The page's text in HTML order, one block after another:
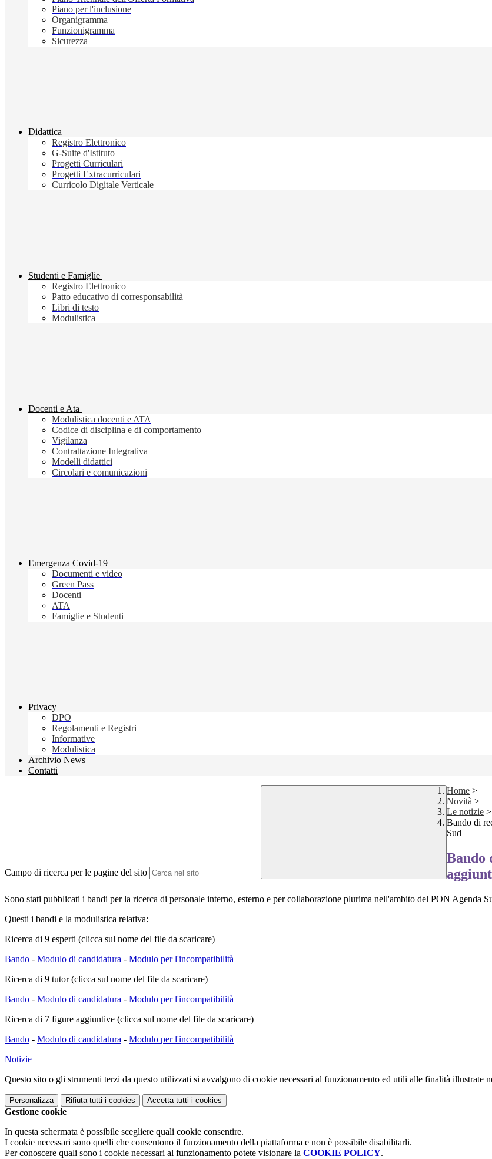
Piano per l'inclusione
Organigramma
Funzionigramma
Sicurezza
Didattica
Registro Elettronico
G-Suite d'Istituto
Progetti Curriculari
Progetti Extracurriculari
Curricolo Digitale Verticale
Studenti e Famiglie
Registro Elettronico
Patto educativo di corresponsabilità
Libri di testo
Modulistica
Docenti e Ata
Modulistica docenti e ATA
Codice di disciplina e di comportamento
Vigilanza
Contrattazione Integrativa
Modelli didattici
Circolari e comunicazioni
Emergenza Covid-19
Documenti e video
Green Pass
Docenti
ATA
Famiglie e Studenti
Privacy
DPO
Regolamenti e Registri
Informative
Modulistica
Archivio News
Contatti
Campo di ricerca per le pagine del sito
Home >
Novità >
Le notizie >
Bando di
Sud
Bando
Sono stati pubblicati i bandi per la ricerca di personale interno, esterno e per collaborazione plurima nell'ambito del PON Agenda
Questi i bandi e la modulistica relativa:
Ricerca di 9 esperti (clicca sul nome del file da scaricare)
Bando - Modulo di candidatura - Modulo per l'incompatibilità
Ricerca di 9 tutor (clicca sul nome del file da scaricare)
Bando - Modulo di candidatura - Modulo per l'incompatibilità
Ricerca di 7 figure aggiuntive (clicca sul nome del file da scaricare)
Bando - Modulo di candidatura - Modulo per l'incompatibilità
Notizie
Questo sito o gli strumenti terzi da questo utilizzati si avvalgono di cookie necessari al funzionamento ed utili alle finalità illustrate
Personalizza Rifiuta tutti i cookies Accetta tutti i cookies
Gestione cookie
In questa schermata è possibile scegliere quali cookie consentire.
I cookie necessari sono quelli che consentono il funzionamento della piattaforma e non è possibile disabilitarli.
Per conoscere quali sono i cookie necessari al funzionamento potete visionare la COOKIE POLICY.